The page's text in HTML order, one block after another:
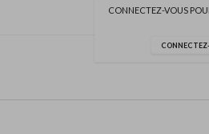
CONNECTEZ-VOUS